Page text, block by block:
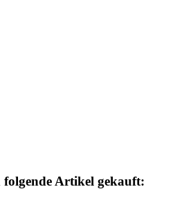
folgende Artikel gekauft: